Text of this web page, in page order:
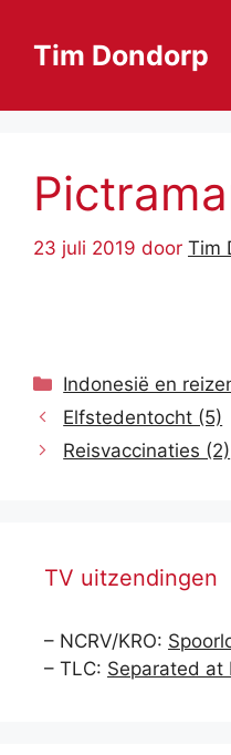
naarTim Dondorp
23 juli 2019 door Tim
Categorieën
Indonesië en
Elfstedentocht (5)
Reisvaccinaties (2)
TV uitzendingen
– NCRV/KRO:
– TLC: Separated at